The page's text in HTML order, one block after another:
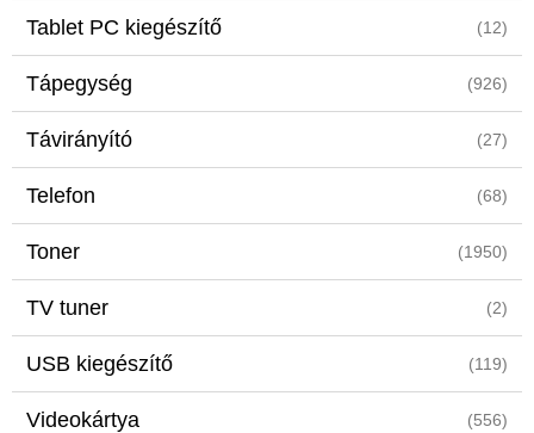
Tablet PC kiegészítő (12)
Tápegység (926)
Távirányító (27)
Telefon (68)
Toner (1950)
TV tuner (2)
USB kiegészítő (119)
Videokártya (556)